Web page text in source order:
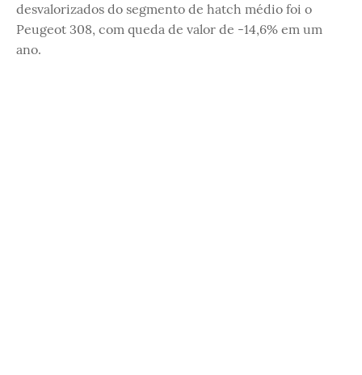
desvalorizados do segmento de hatch médio foi o
Peugeot 308, com queda de valor de -14,6% em um
ano.